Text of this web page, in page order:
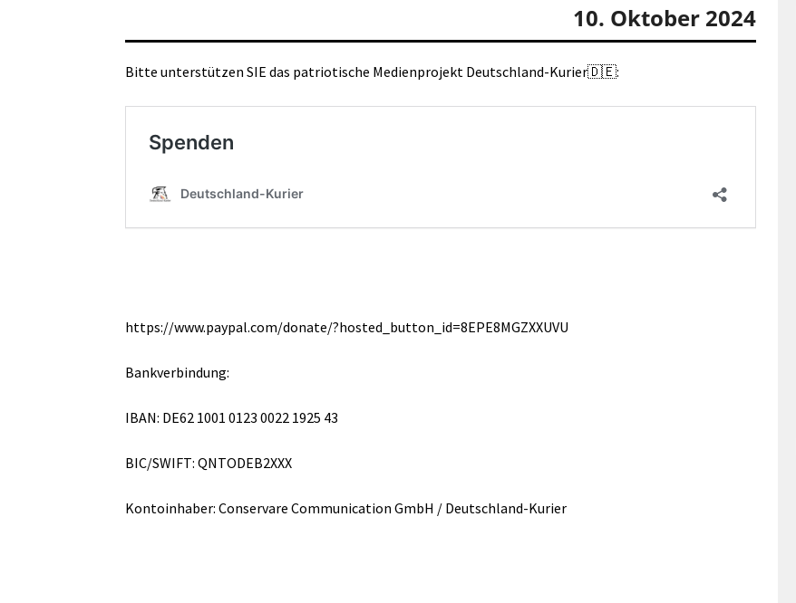
10. Oktober 2024
Bitte unterstützen SIE das patriotische Medienprojekt Deutschland-Kurier🇩🇪:
https://www.paypal.com/donate/?hosted_button_id=8EPE8MGZXXUVU
Bankverbindung:
IBAN: DE62 1001 0123 0022 1925 43
BIC/SWIFT: QNTODEB2XXX
Kontoinhaber: Conservare Communication GmbH / Deutschland-Kurier